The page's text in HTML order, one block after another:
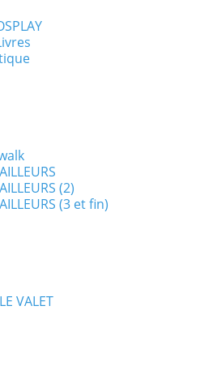
(2)
(3 et fin)
VALET